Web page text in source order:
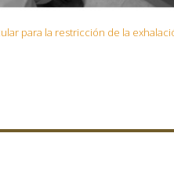
para la restricción de la